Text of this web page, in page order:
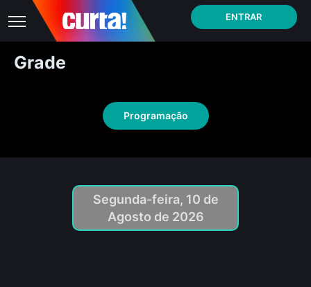
ENTRAR
Grade
Programação
Segunda-feira, 10 de
Agosto de 2026